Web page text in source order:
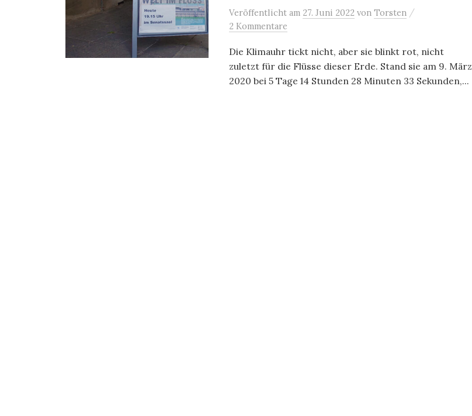
Veröffentlicht am 27. Juni 2022 von Torsten /
2 Kommentare
Die Klimauhr tickt nicht, aber sie blinkt rot, nicht
zuletzt für die Flüsse dieser Erde. Stand sie am 9. März
2020 bei 5 Tage 14 Stunden 28 Minuten 33 Sekunden,...